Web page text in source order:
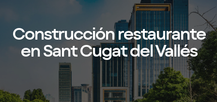
Construcción restaurante
en Sant Cugat del Vallés